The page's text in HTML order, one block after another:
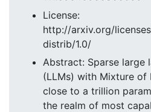
License:
http://arxiv.org/
distrib/1.0/
Abstract: Sparse large
(LLMs) with Mixture of
close to a trillion
the realm of most